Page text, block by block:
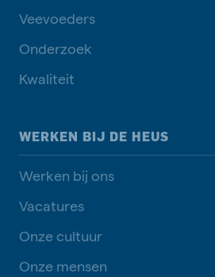
Veevoeders
Onderzoek
Kwaliteit
WERKEN BIJ DE HEUS
Werken bij ons
Vacatures
Onze cultuur
Onze mensen